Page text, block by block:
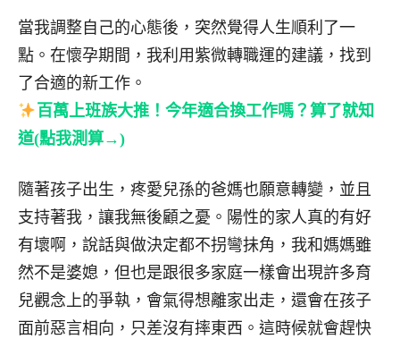
當我調整自己的心態後，突然覺得人生順利了一
點。在懷孕期間，我利用紫微轉職運的建議，找到
了合適的新工作。
百萬上班族大推！今年適合換工作嗎？算了就知
道(點我測算→)
隨著孩子出生，疼愛兒孫的爸媽也願意轉變，並且
支持著我，讓我無後顧之憂。陽性的家人真的有好
有壞啊，說話與做決定都不拐彎抺角，我和媽媽雖
然不是婆媳，但也是跟很多家庭一樣會出現許多育
兒觀念上的爭執，會氣得想離家出走，還會在孩子
面前惡言相向，只差沒有摔東西。這時候就會趕快